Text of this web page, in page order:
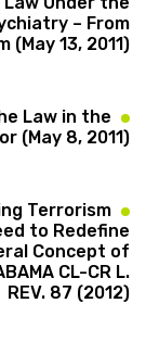
– From
13, 2011).
Law in the
(May 8, 2011).
Terrorism
to Redefine
Concept of
CL-CR L.
REV. 87 (2012)